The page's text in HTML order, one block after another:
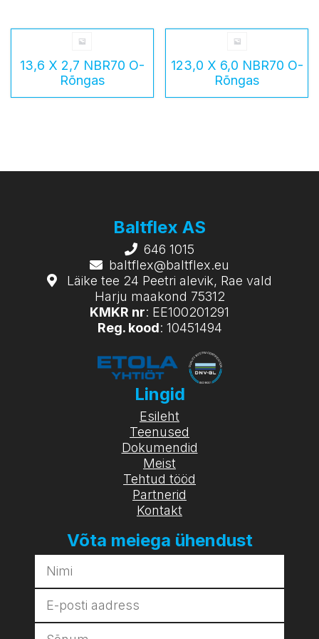
13,6 X 2,7 NBR70 O-
Rõngas
123,0 X 6,0 NBR70 O-
Rõngas
Baltflex AS
646 1015
baltflex@baltflex.eu
Läike tee 24 Peetri alevik, Rae vald
Harju maakond 75312
KMKR nr: EE100201291
Reg. kood: 10451494
Lingid
Esileht
Teenused
Dokumendid
Meist
Tehtud tööd
Partnerid
Kontakt
Võta meiega ühendust